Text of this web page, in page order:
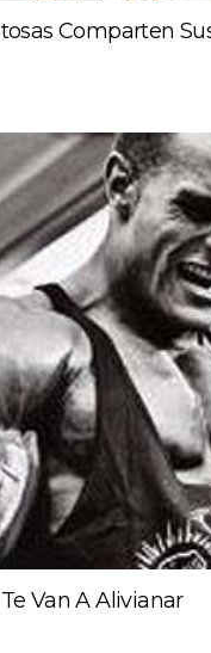
Comparten
Van A Alivianar